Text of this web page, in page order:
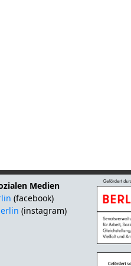
Medien
(facebook)
(instagram)